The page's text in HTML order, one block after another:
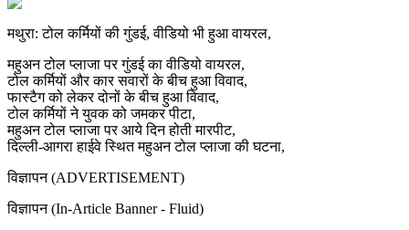
मथुरा: टोल कर्मियों की गुंडई, वीडियो भी हुआ वायरल,
महुअन टोल प्लाजा पर गुंडई का वीडियो वायरल,
टोल कर्मियों और कार सवारों के बीच हुआ विवाद,
फास्टैग को लेकर दोनों के बीच हुआ विवाद,
टोल कर्मियों ने युवक को जमकर पीटा,
महुअन टोल प्लाजा पर आये दिन होती मारपीट,
दिल्ली-आगरा हाईवे स्थित महुअन टोल प्लाजा की घटना,
विज्ञापन (ADVERTISEMENT)
विज्ञापन (In-Article Banner - Fluid)